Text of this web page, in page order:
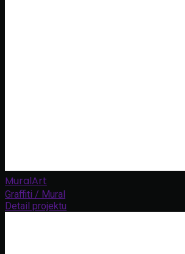
MuralArt
Graffiti / Mural
Detail projektu